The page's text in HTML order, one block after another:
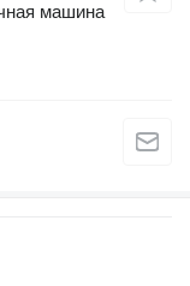
машина